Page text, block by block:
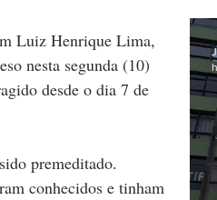
Luiz Henrique Lima,
nesta segunda (10)
desde o dia 7 de
premeditado.
conhecidos e tinham